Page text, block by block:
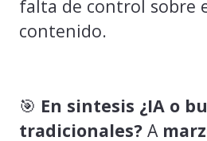
falta de control sobre
contenido.
🎯 En sintesis ¿IA o
tradicionales? A